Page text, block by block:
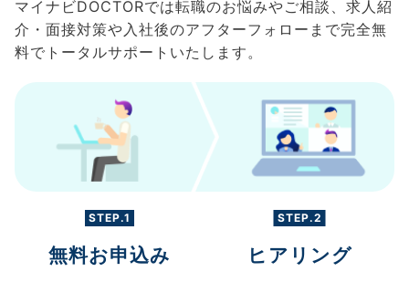
マイナビDOCTORでは転職のお悩みやご相談、求人紹
介・面接対策や入社後のアフターフォローまで完全無
料でトータルサポートいたします。
STEP.1
無料お申込み
STEP.2
ヒアリング